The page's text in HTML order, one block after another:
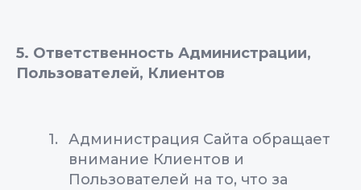
5. Ответственность Администрации,
Пользователей, Клиентов
Администрация Сайта обращает
внимание Клиентов и
Пользователей на то, что за